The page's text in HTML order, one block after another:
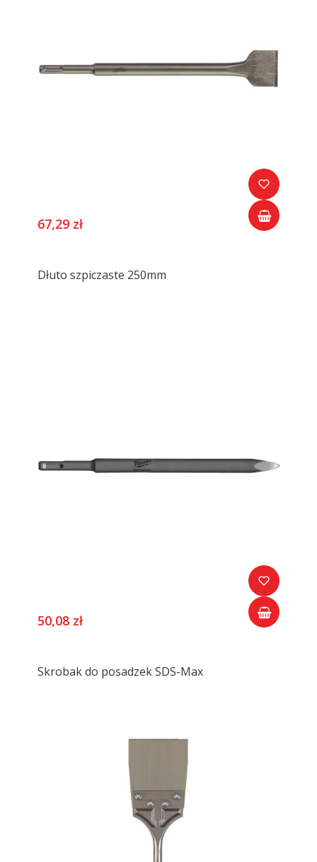
67,29 zł
Dłuto szpiczaste 250mm
50,08 zł
Skrobak do posadzek SDS-Max